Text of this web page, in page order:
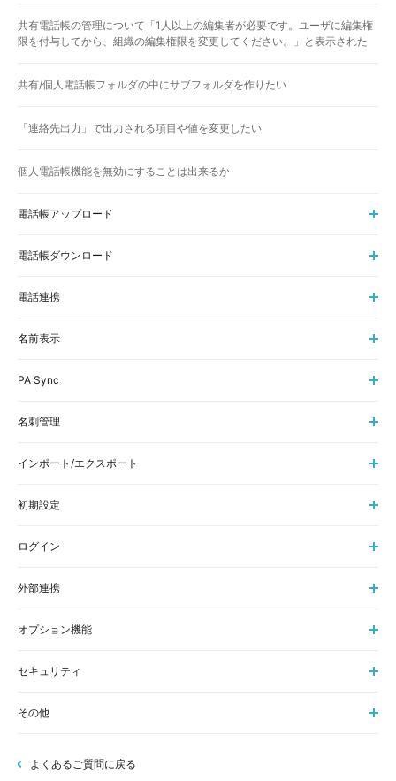
共有電話帳の管理について「1人以上の編集者が必要です。ユーザに編集権
限を付与してから、組織の編集権限を変更してください。」と表示された
共有/個人電話帳フォルダの中にサブフォルダを作りたい
「連絡先出力」で出力される項目や値を変更したい
個人電話帳機能を無効にすることは出来るか
電話帳アップロード
電話帳ダウンロード
電話連携
名前表示
PA Sync
名刺管理
インポート/エクスポート
初期設定
ログイン
外部連携
オプション機能
セキュリティ
その他
よくあるご質問に戻る